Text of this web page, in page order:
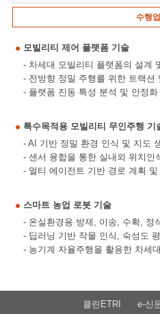
수행
모빌리티 제어 플랫폼 기술
- 차세대 모빌리티 플랫폼의 설계
- 전방향 정밀 주행를 위한 트랙션
- 플랫폼 진동 특성 분석 및 안정
특수목적용 모빌리티 무인주행 기
- AI 기반 정밀 환경 인식 및 지도
- 센서 융합을 통한 실내외 위치인
- 멀티 에이전트 기반 경로 계획
스마트 농업 로봇 기술
- 온실환경용 방제, 이송, 수확, 정
- 딥러닝 기반 작물 인식, 숙성도
- 농기계 자율주행을 활용한 차세
클린ETRI e-신